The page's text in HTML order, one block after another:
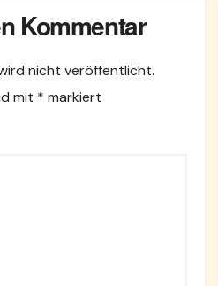
Kommentar
nicht veröffentlicht.
mit * markiert